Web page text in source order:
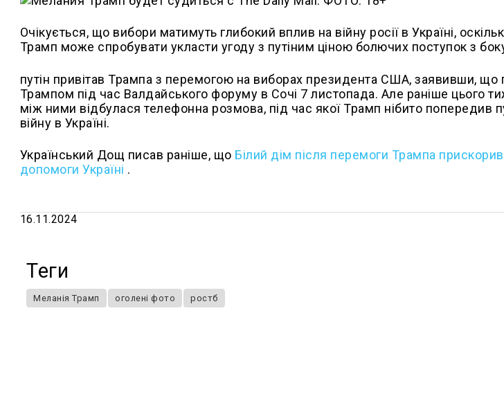
Очікується, що вибори матимуть глибокий вплив на війну росії в Україні,
Трамп може спробувати укласти угоду з путіним ціною болючих поступок з
путін привітав Трампа з перемогою на виборах президента США, заявивши, що
Трампом під час Валдайського форуму в Сочі 7 листопада. Але раніше цього
між ними відбулася телефонна розмова, під час якої Трамп нібито попередив
війну в Україні.
Український Дощ писав раніше, що Білий дім після перемоги Трампа прискорив
допомоги Україні .
16.11.2024
Теги
Меланія Трамп оголені фото ростб